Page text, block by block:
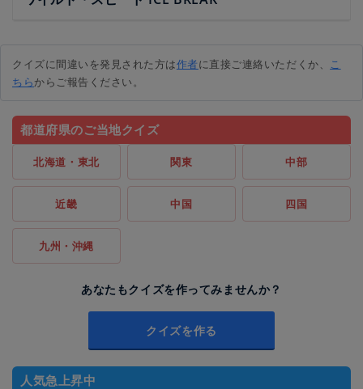
クイズに間違いを発見された方は作者に直接ご連絡いただくか、 こ
ちらからご報告ください。
都道府県のご当地クイズ
北海道・東北 関東 中部
近畿 中国 四国
九州・沖縄
あなたもクイズを作ってみませんか？
クイズを作る
人気急上昇中